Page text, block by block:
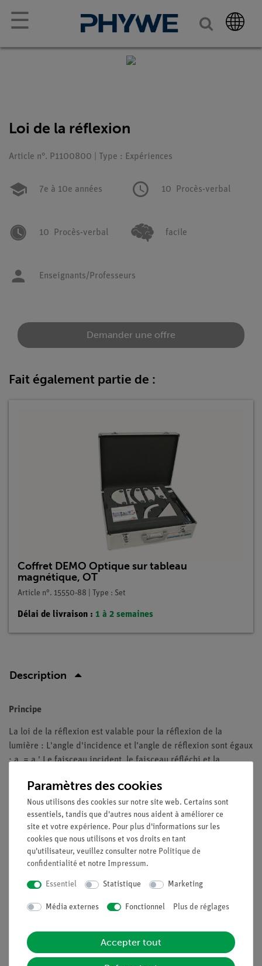
☰
Loi de la réflexion
Article n°. P1100800 | Type : Expériences
7e à 10e années 10 Procès-verbal
10 Procès-verbal facile
Enseignants/Professeurs
Demander une offre
Fait également partie de :
Coffret DEMO Optique sur tableau
magnétique, OT
Article n°. 15550-88 | Type : Set
Délai de livraison : 1 à 2 semaines
Description
Principe
La loi de la réflexion est valable pour la réflexion de la
lumière : L'angle d'incidence et l'angle de réflexion sont égaux
: a. = a.' Le faisceau incident, le faisceau réfléchi et la
être inversé en réflexion.
Avantages
temps de préparation minimal
lampe halogène à forte intensité lumineuse
enseignement facile grâce à l'utilisation de la carte de
complément idéal aux expériences analogiques des
étudiants grâce à des dispositifs directement
Objectifs
Faites varier l'angle d'incidence ; notez les angles d'incidence
Paramètres des cookies
Nous utilisons des cookies sur notre site web. Certains sont
essentiels, tandis que d'autres nous aident à améliorer ce
site et votre expérience. Pour plus d'informations sur les
cookies que nous utilisons et vos droits en tant
qu'utilisateur, veuillez consulter notre Politique de
confidentialité et notre Impressum.
Essentiel Statistique Marketing
Média externes Fonctionnel Plus de réglages
Accepter tout